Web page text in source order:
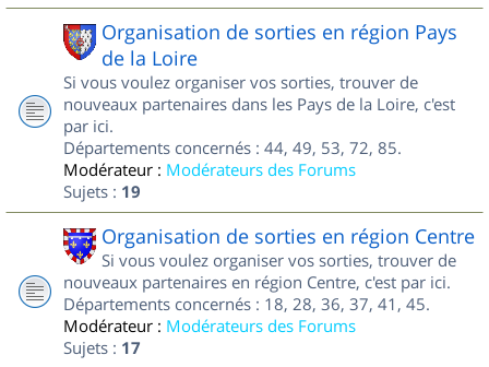
Organisation de sorties en région Pays
de la Loire
Si vous voulez organiser vos sorties, trouver de
nouveaux partenaires dans les Pays de la Loire, c'est
par ici.
Départements concernés : 44, 49, 53, 72, 85.
Modérateur : Modérateurs des Forums
Sujets : 19
Organisation de sorties en région Centre
Si vous voulez organiser vos sorties, trouver de
nouveaux partenaires en région Centre, c'est par ici.
Départements concernés : 18, 28, 36, 37, 41, 45.
Modérateur : Modérateurs des Forums
Sujets : 17